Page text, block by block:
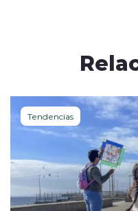
Tendencias